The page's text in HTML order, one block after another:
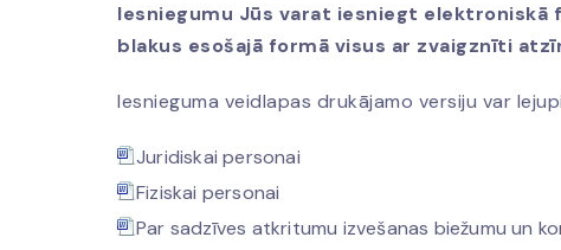
Iesniegumu Jūs varat iesniegt elektroniskā
blakus esošajā formā visus ar zvaigznīti
Iesnieguma veidlapas drukājamo versiju var
Juridiskai personai
Fiziskai personai
Par sadzīves atkritumu izvešanas biežumu un